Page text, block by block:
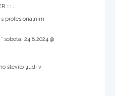
:::...
s profesionalnim
sobota, 24.8.2024 @
število ljudi v